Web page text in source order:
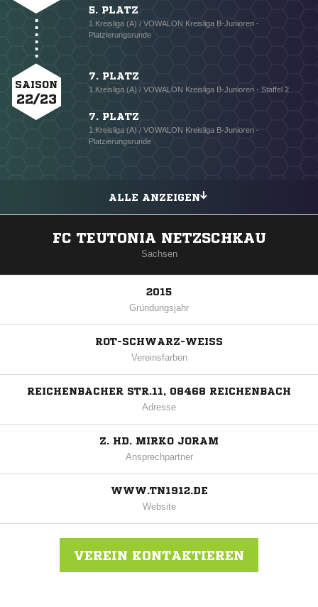
5. PLATZ
1.Kreisliga (A) / VOWALON Kreisliga B-Junioren -
Platzierungsrunde
SAISON
22/23
7. PLATZ
1.Kreisliga (A) / VOWALON Kreisliga B-Junioren - Staffel 2
7. PLATZ
1.Kreisliga (A) / VOWALON Kreisliga B-Junioren -
Platzierungsrunde
ALLE ANZEIGEN
FC TEUTONIA NETZSCHKAU
Sachsen
2015
Gründungsjahr
ROT-SCHWARZ-WEISS
Vereinsfarben
REICHENBACHER STR.11, 08468 REICHENBACH
Adresse
Z. HD. MIRKO JORAM
Ansprechpartner
WWW.TN1912.DE
Website
VEREIN KONTAKTIEREN